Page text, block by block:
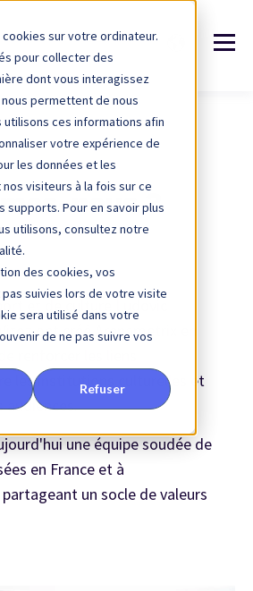
sur votre ordinateur.
pour collecter des
dont vous interagissez
permettent de nous
utilisons ces informations afin
votre expérience de
les données et les
visiteurs à la fois sur ce
supports. Pour en savoir plus
utilisons, consultez notre
des cookies, vos
suivies lors de votre visite
sera utilisé dans votre
de ne pas suivre vos
Refuser
nous ?
et de culture Ludovic
ont créé Arenametrix en
renforcer les liens
les institutions culturelles et
audiences.
une équipe soudée de
en France et à
un socle de valeurs